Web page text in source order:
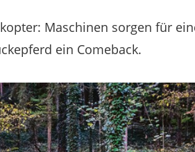
Maschinen sorgen für
ein Comeback.